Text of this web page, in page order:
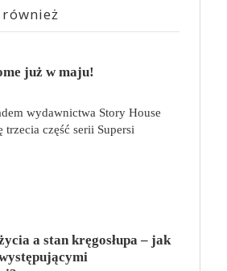
już w maju!
wydawnictwa Story House
trzecia część serii Supersi
Maupome. Ten tom nosi tytuł
kim są. W tej serii autorzy
jak poszukiwanie
a stan kręgosłupa – jak